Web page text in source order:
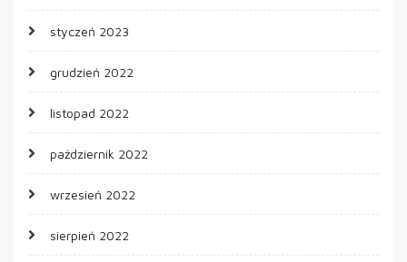
styczeń 2023
grudzień 2022
listopad 2022
październik 2022
wrzesień 2022
sierpień 2022